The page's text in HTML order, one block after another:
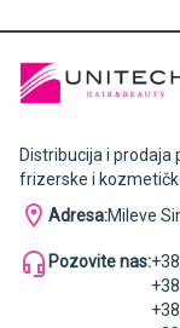
Distribucija i
frizerske i
Adresa:Mileve
Pozovite nas: